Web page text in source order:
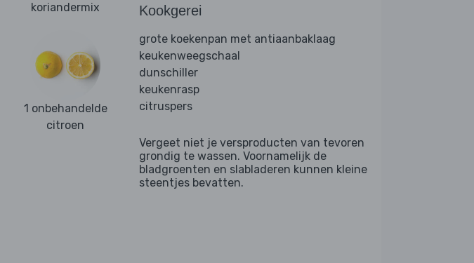
koriandermix
1 onbehandelde
citroen
Kookgerei
grote koekenpan met antiaanbaklaag
keukenweegschaal
dunschiller
keukenrasp
citruspers
Vergeet niet je versproducten van tevoren
grondig te wassen. Voornamelijk de
bladgroenten en slabladeren kunnen kleine
steentjes bevatten.